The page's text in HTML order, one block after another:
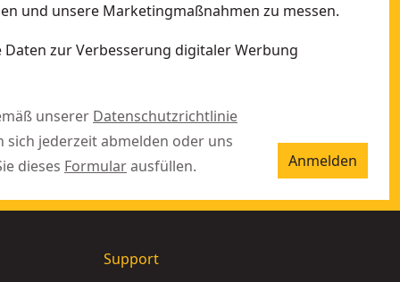
und unsere Marketingmaßnahmen zu messen.
Daten zur Verbesserung digitaler Werbung
unserer Datenschutzrichtlinie
sich jederzeit abmelden oder uns
dieses Formularausfüllen. Anmelden
Support